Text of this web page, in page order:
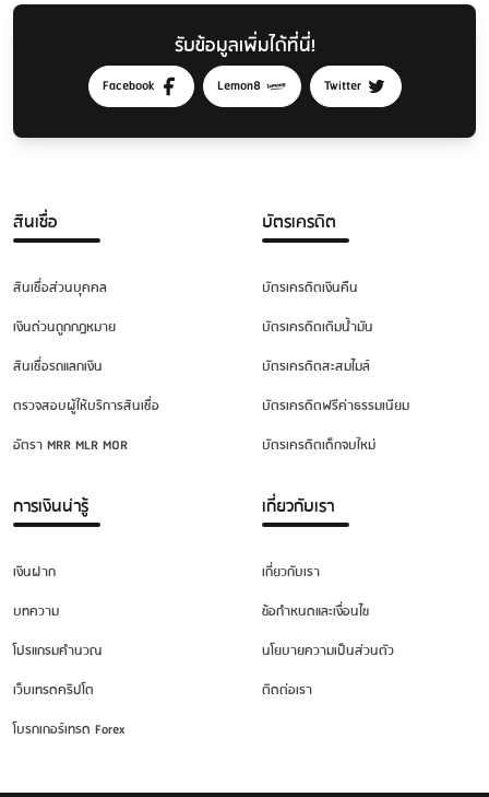
รับข้อมูลเพิ่มได้ที่นี่!
Facebook Lemon8 Twitter
สินเชื่อ
สินเชื่อส่วนบุคคล
เงินด่วนถูกกฎหมาย
สินเชื่อรถแลกเงิน
ตรวจสอบผู้ให้บริการสินเชื่อ
อัตรา MRR MLR MOR
บัตรเครดิต
บัตรเครดิตเงินคืน
บัตรเครดิตเติมน้ำมัน
บัตรเครดิตสะสมไมล์
บัตรเครดิตฟรีค่าธรรมเนียม
บัตรเครดิตเด็กจบใหม่
การเงินน่ารู้
เงินฝาก
บทความ
โปรแกรมคำนวณ
เว็บเทรดคริปโต
โบรกเกอร์เทรด Forex
เกี่ยวกับเรา
เกี่ยวกับเรา
ข้อกำหนดและเงื่อนไข
นโยบายความเป็นส่วนตัว
ติดต่อเรา